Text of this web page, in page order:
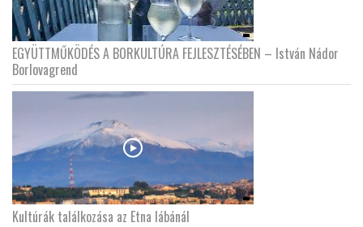
EGYÜTTMŰKÖDÉS A BORKULTÚRA FEJLESZTÉSÉBEN – István Nádor
Borlovagrend
Kultúrák találkozása az Etna lábánál